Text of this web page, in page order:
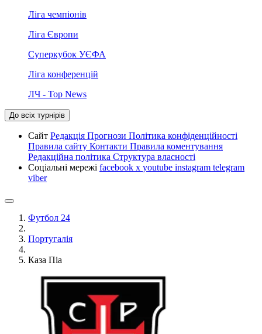
Ліга чемпіонів
Ліга Європи
Суперкубок УЄФА
Ліга конференцій
ЛЧ - Top News
До всіх турнірів
Сайт Редакція Прогнози Політика конфіденційності
Правила сайту Контакти Правила коментування
Редакційна політика Структура власності
Соціальні мережі facebook x youtube instagram telegram
viber
Футбол 24
Португалія
Каза Піа